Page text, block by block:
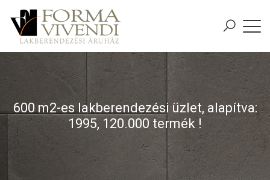
600 m2-es lakberendezési üzlet, alapítva:
1995, 120.000 termék !